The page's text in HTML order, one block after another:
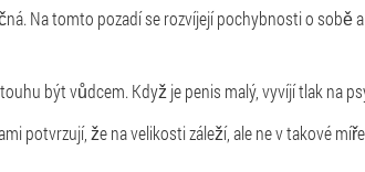
Na tomto pozadí se rozvíjejí pochybnosti o sobě
být vůdcem. Když je penis malý, vyvíjí tlak na
potvrzují, že na velikosti záleží, ale ne v takové